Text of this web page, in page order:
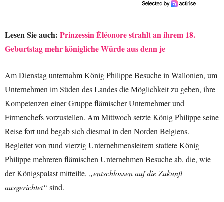
Lesen Sie auch: Prinzessin Éléonore strahlt an ihrem 18.
Geburtstag mehr königliche Würde aus denn je
Am Dienstag unternahm König Philippe Besuche in Wallonien, um
Unternehmen im Süden des Landes die Möglichkeit zu geben, ihre
Kompetenzen einer Gruppe flämischer Unternehmer und
Firmenchefs vorzustellen. Am Mittwoch setzte König Philippe seine
Reise fort und begab sich diesmal in den Norden Belgiens.
Begleitet von rund vierzig Unternehmensleitern stattete König
Philippe mehreren flämischen Unternehmen Besuche ab, die, wie
der Königspalast mitteilte, „entschlossen auf die Zukunft
ausgerichtet“ sind.